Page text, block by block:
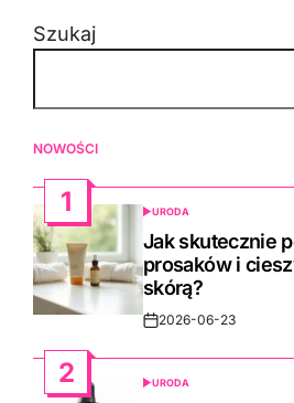
Szukaj
NOWOŚCI
1
POSTED
IN
URODA
Jak skutecznie
prosaków i
skórą?
Post2026-06-23
2
POSTED
URODA